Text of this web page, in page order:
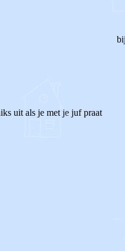
uit als je met je juf praat